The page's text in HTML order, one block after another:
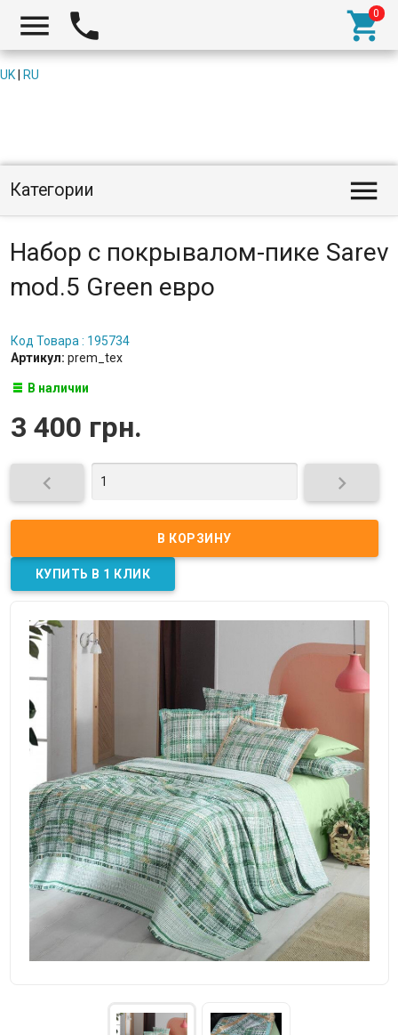
  
UK RU
Категории 
Набор с покрывалом-пике Sarev
mod.5 Green евро
Код Товара : 195734
Артикул: prem_tex
В наличии
3 400 грн.
 